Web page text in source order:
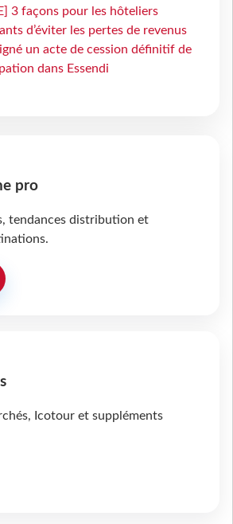
3 façons pour les hôteliers
d’éviter les pertes de revenus
un acte de cession définitif de
dans Essendi
pro
tendances distribution et
Icotour et suppléments